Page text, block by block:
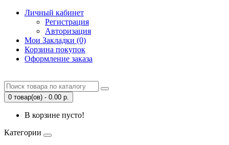
Личный кабинет
Регистрация
Авторизация
Мои Закладки (0)
Корзина покупок
Оформление заказа
0 товар(ов) - 0.00 р.
В корзине пусто!
Категории